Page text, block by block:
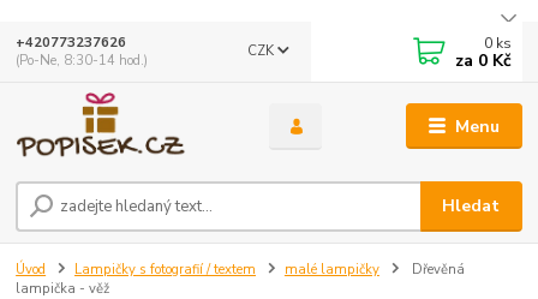
Menu
CZK
Hledat
+420773237626
(Po-Ne, 8:30-14 hod.)
0 ks
za 0 Kč
Úvod Lampičky s fotografií / textem malé lampičky
Dřevěná
lampička - věž